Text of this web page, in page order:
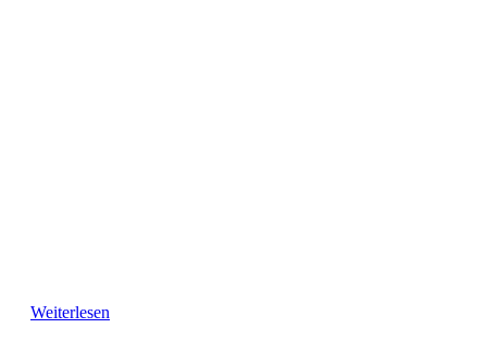
Weiterlesen